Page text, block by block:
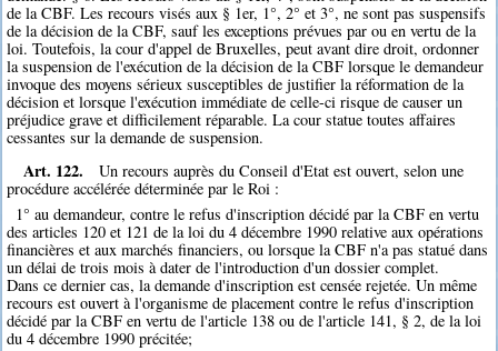
de la CBF. Les recours visés aux § 1er, 1°, 2° et 3°, ne sont pas suspensifs
de la décision de la CBF, sauf les exceptions prévues par ou en vertu de la
loi. Toutefois, la cour d'appel de Bruxelles, peut avant dire droit, ordonner
la suspension de l'exécution de la décision de la CBF lorsque le demandeur
invoque des moyens sérieux susceptibles de justifier la réformation de la
décision et lorsque l'exécution immédiate de celle-ci risque de causer un
préjudice grave et difficilement réparable. La cour statue toutes affaires
cessantes sur la demande de suspension.
Art. 122.
Un recours auprès du Conseil d'Etat est ouvert, selon une
procédure accélérée déterminée par le Roi :
1° au demandeur, contre le refus d'inscription décidé par la CBF en vertu
des articles 120 et 121 de la loi du 4 décembre 1990 relative aux opérations
financières et aux marchés financiers, ou lorsque la CBF n'a pas statué dans
un délai de trois mois à dater de l'introduction d'un dossier complet.
Dans ce dernier cas, la demande d'inscription est censée rejetée. Un même
recours est ouvert à l'organisme de placement contre le refus d'inscription
décidé par la CBF en vertu de l'article 138 ou de l'article 141, § 2, de la loi
du 4 décembre 1990 précitée;